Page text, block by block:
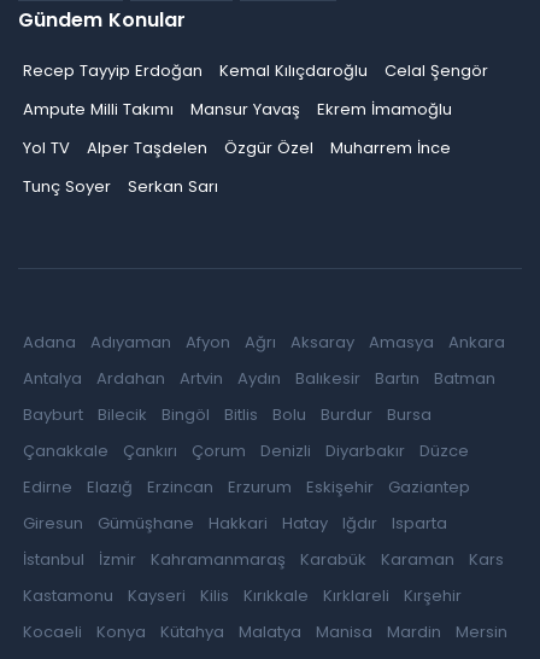
Gündem Konular
Recep Tayyip Erdoğan Kemal Kılıçdaroğlu
Celal Şengör
Ampute Milli Takımı
Mansur Yavaş
Ekrem İmamoğlu
Yol TV
Alper Taşdelen Özgür Özel
Muharrem İnce
Tunç Soyer
Serkan Sarı
Adana Adıyaman Afyon Ağrı Aksaray Amasya
Ankara
Antalya
Ardahan Artvin Aydın Balıkesir Bartın
Batman
Bayburt
Bilecik Bingöl Bitlis Bolu Burdur
Bursa
Çanakkale
Çankırı Çorum Denizli Diyarbakır
Düzce
Edirne
Elazığ Erzincan Erzurum Eskişehir
Gaziantep
Giresun
Gümüşhane Hakkari Hatay Iğdır
Isparta
İstanbul
İzmir Kahramanmaraş Karabük Karaman
Kars
Kastamonu
Kayseri Kilis Kırıkkale Kırklareli
Kırşehir
Kocaeli
Konya Kütahya Malatya Manisa Mardin
Mersin